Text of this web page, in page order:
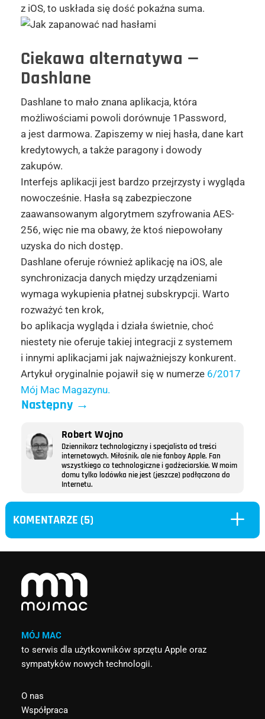
z iOS, to uskłada się dość pokaźna suma.
Ciekawa alternatywa —
Dashlane
Dashlane to mało znana aplikacja, która
możliwościami powoli dorównuje 1Password,
a jest darmowa. Zapiszemy w niej hasła, dane kart
kredytowych, a także paragony i dowody
zakupów.
Interfejs aplikacji jest bardzo przejrzysty i wygląda
nowocześnie. Hasła są zabezpieczone
zaawansowanym algorytmem szyfrowania AES-
256, więc nie ma obawy, że ktoś niepowołany
uzyska do nich dostęp.
Dashlane oferuje również aplikację na iOS, ale
synchronizacja danych między urządzeniami
wymaga wykupienia płatnej subskrypcji. Warto
rozważyć ten krok,
bo aplikacja wygląda i działa świetnie, choć
niestety nie oferuje takiej integracji z systemem
i innymi aplikacjami jak najważniejszy konkurent.
Artykuł oryginalnie pojawił się w numerze 6/2017
Mój Mac Magazynu.
Następny→
Robert Wojno
Dziennikarz technologiczny i specjalista od treści
internetowych. Miłośnik, ale nie fanboy Apple. Fan
wszystkiego co technologiczne i gadżeciarskie. W moim
domu tylko lodówka nie jest (jeszcze) podłączona do
Internetu.
KOMENTARZE (5) L
MÓJ MAC
to serwis dla użytkowników sprzętu Apple oraz
sympatyków nowych technologii.
O nas
Współpraca